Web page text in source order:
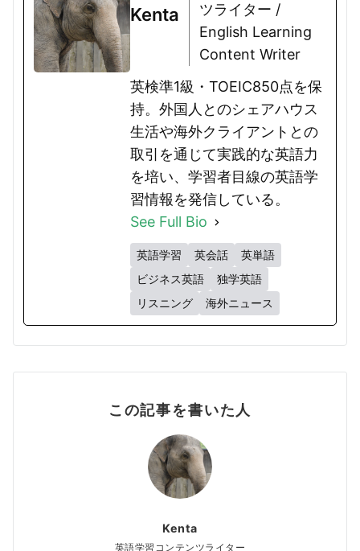
Kenta
ツライター /
English Learning
Content Writer
英検準1級・TOEIC850点を保
持。外国人とのシェアハウス
生活や海外クライアントとの
取引を通じて実践的な英語力
を培い、学習者目線の英語学
習情報を発信している。
See Full Bio
英語学習 英会話
英単語
ビジネス英語
独学英語
リスニング
海外ニュース
この記事を書いた人
Kenta
英語学習コンテンツライター